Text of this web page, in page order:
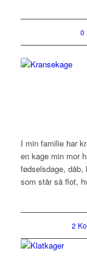
0
I min familie har
en kage min mor
fødselsdage, dåb,
som står så flot,
2